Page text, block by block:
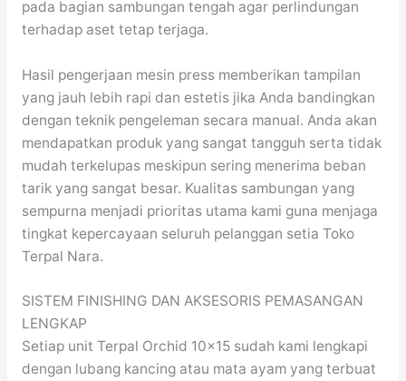
pada bagian sambungan tengah agar perlindungan
terhadap aset tetap terjaga.
Hasil pengerjaan mesin press memberikan tampilan
yang jauh lebih rapi dan estetis jika Anda bandingkan
dengan teknik pengeleman secara manual. Anda akan
mendapatkan produk yang sangat tangguh serta tidak
mudah terkelupas meskipun sering menerima beban
tarik yang sangat besar. Kualitas sambungan yang
sempurna menjadi prioritas utama kami guna menjaga
tingkat kepercayaan seluruh pelanggan setia Toko
Terpal Nara.
SISTEM FINISHING DAN AKSESORIS PEMASANGAN
LENGKAP
Setiap unit Terpal Orchid 10×15 sudah kami lengkapi
dengan lubang kancing atau mata ayam yang terbuat